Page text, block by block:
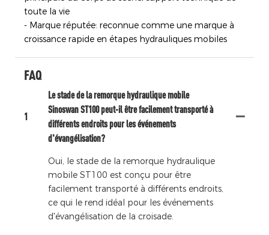
toute la vie
- Marque réputée: reconnue comme une marque à
croissance rapide en étapes hydrauliques mobiles
FAQ
1
Le stade de la remorque hydraulique mobile
Sinoswan ST100 peut-il être facilement transporté à
différents endroits pour les événements
d'évangélisation?
Oui, le stade de la remorque hydraulique
mobile ST100 est conçu pour être
facilement transporté à différents endroits,
ce qui le rend idéal pour les événements
d'évangélisation de la croisade.